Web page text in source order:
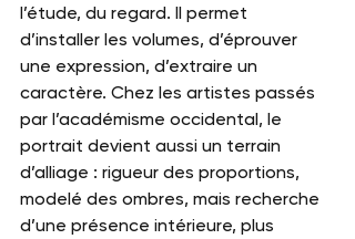
l’étude, du regard. Il permet
d’installer les volumes, d’éprouver
une expression, d’extraire un
caractère. Chez les artistes passés
par l’académisme occidental, le
portrait devient aussi un terrain
d’alliage : rigueur des proportions,
modelé des ombres, mais recherche
d’une présence intérieure, plus